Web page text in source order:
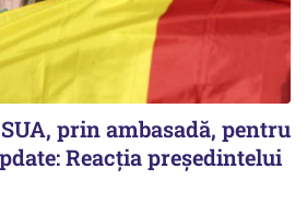
prin ambasadă, pentru
Reacția președintelui